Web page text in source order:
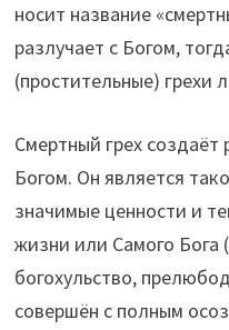
носит название
разлучает с Богом,
(простительные) грехи
Смертный грех
Богом. Он является
значимые ценности и
жизни или Самого Бога
богохульство,
совершён с полным